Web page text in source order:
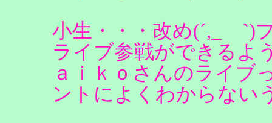
小生・・・改め(´,_ゝ`)
ライブ参戦ができるよ
ａｉｋｏさんのライブ
ントによくわからない